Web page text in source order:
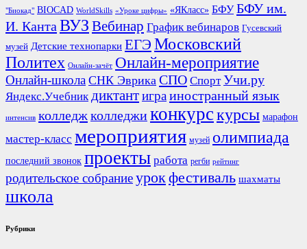
"Биокад" BIOCAD WorldSkills «Уроке цифры» «ЯКласс» БФУ БФУ им.
И. КантаВУЗ Вебинар График вебинаров Гусевский
музей Детские технопарки ЕГЭ Московский
Политех Онлайн-зачёт Онлайн-мероприятие
Онлайн-школа СНК Эврика СПО Спорт Учи.ру
Яндекс.Учебник диктантиграиностранный язык
интенсив колледжколледжиконкурскурсы марафон
мастер-класс мероприятия музей олимпиада
последний звонок проекты работа регби рейтинг
родительское собраниеурокфестиваль шахматы
школа
Рубрики